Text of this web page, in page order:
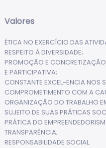
Valores
ÉTICA NO EXERCÍCIO DAS
RESPEITO À DIVERSIDADE;
PROMOÇÃO E
E PARTICIPATIVA;
CONSTANTE EXCEL~ENCIA NOS
COMPROMETIMENTO COM A
ORGANIZAÇÃO DO TRABALHO
SUJEITO DE SUAS PRÁTICAS
PRÁTICA DO
TRANSPARÊNCIA;
RESPONSABILIDADE SOCIAL.